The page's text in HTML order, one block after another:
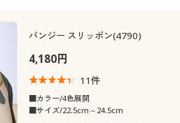
パンジー スリッポン(4790)
4,180円
11件
■カラー/4色展開
■サイズ/22.5cm～24.5cm